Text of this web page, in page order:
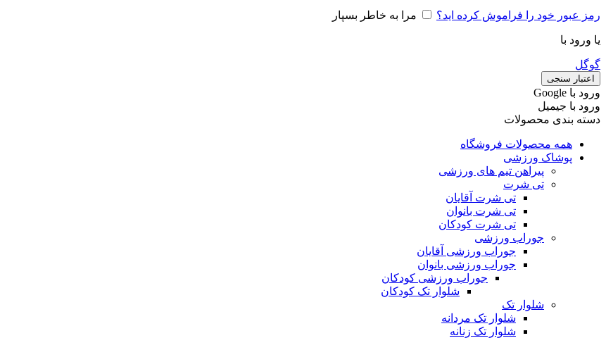
رمز عبور خود را فراموش کرده اید؟ مرا به خاطر بسپار
یا ورود با
گوگل
اعتبار سنجی
ورود با ‫Google
ورود با جیمیل
دسته بندی محصولات
همه محصولات فروشگاه
پوشاک ورزشی
پیراهن تیم های ورزشی
تی شرت
تی شرت آقایان
تی شرت بانوان
تی شرت کودکان
جوراب ورزشی
جوراب ورزشی آقایان
جوراب ورزشی بانوان
جوراب ورزشی کودکان
شلوار تک کودکان
شلوار تک
شلوار تک مردانه
شلوار تک زنانه